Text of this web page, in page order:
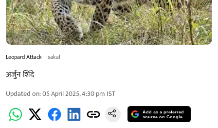
Leopard Attack sakal
अर्जुन शिंदे
Updated on:05 April 2025, 4:30 pm IST
Add as a preferred
source on Google